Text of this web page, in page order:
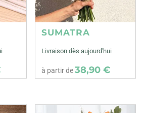
SUMATRA
Livraison dès aujourd'hui
à partir de38,90 €